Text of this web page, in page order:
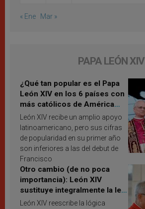
« Ene Mar »
PAPA LEÓN XIV
¿Qué tan popular es el Papa
León XIV en los 6 países con
más católicos de América
Latina en 2026? Publican
resultados de investigación
León XIV recibe un amplio apoyo
latinoamericano, pero sus cifras
de popularidad en su primer año
son inferiores a las del debut de
Francisco
Otro cambio (de no poca
importancia): León XIV
sustituye integralmente la ley
vaticana de Papa Francisco
León XIV reescribe la lógica